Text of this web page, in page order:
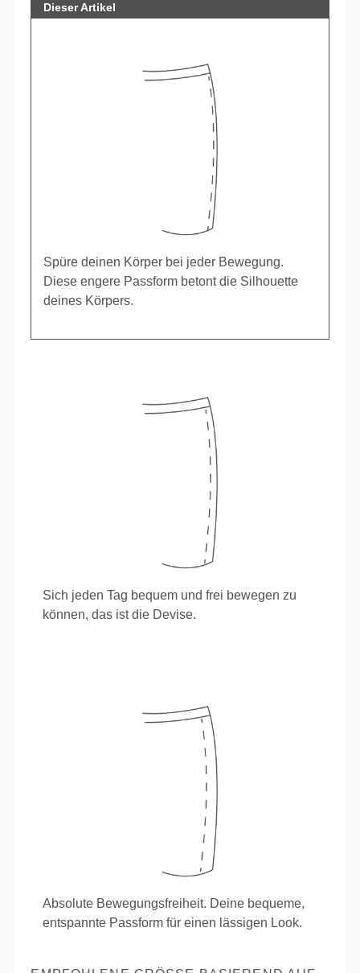
Dieser Artikel
Spüre deinen Körper bei jeder Bewegung.
Diese engere Passform betont die Silhouette
deines Körpers.
Sich jeden Tag bequem und frei bewegen zu
können, das ist die Devise.
Absolute Bewegungsfreiheit. Deine bequeme,
entspannte Passform für einen lässigen Look.